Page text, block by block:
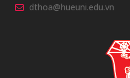
dthoa@hueuni.edu.vn